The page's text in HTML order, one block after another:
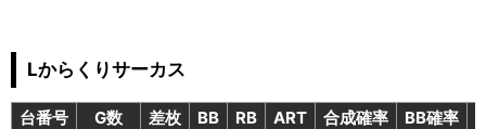
Lからくりサーカス
台番号 G数 差枚 BB RB ART 合成確率 BB確率